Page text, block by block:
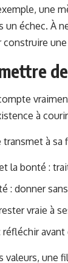
une
un échec. À
à
à sa
la bonté :
: donner
vraie à
réfléchir
valeurs, une